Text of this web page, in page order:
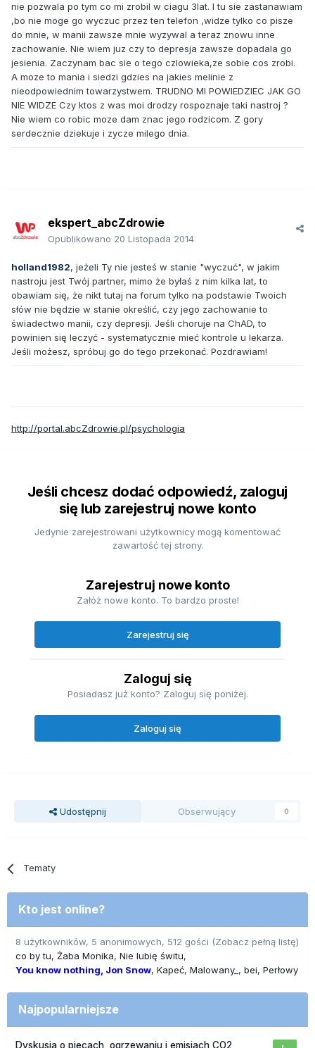
nie pozwala po tym co mi zrobil w ciagu 3lat. I tu sie zastanawiam
,bo nie moge go wyczuc przez ten telefon ,widze tylko co pisze
do mnie, w manii zawsze mnie wyzywal a teraz znowu inne
zachowanie. Nie wiem juz czy to depresja zawsze dopadala go
jesienia. Zaczynam bac sie o tego czlowieka,ze sobie cos zrobi.
A moze to mania i siedzi gdzies na jakies melinie z
nieodpowiednim towarzystwem. TRUDNO MI POWIEDZIEC JAK GO
NIE WIDZE Czy ktos z was moi drodzy rospoznaje taki nastroj ?
Nie wiem co robic moze dam znac jego rodzicom. Z gory
serdecznie dziekuje i zycze milego dnia.
ekspert_abcZdrowie
Opublikowano 20 Listopada 2014
holland1982, jeżeli Ty nie jesteś w stanie "wyczuć", w jakim
nastroju jest Twój partner, mimo że byłaś z nim kilka lat, to
obawiam się, że nikt tutaj na forum tylko na podstawie Twoich
słów nie będzie w stanie określić, czy jego zachowanie to
świadectwo manii, czy depresji. Jeśli choruje na ChAD, to
powinien się leczyć - systematycznie mieć kontrole u lekarza.
Jeśli możesz, spróbuj go do tego przekonać. Pozdrawiam!
http://portal.abcZdrowie.pl/psychologia
Jeśli chcesz dodać odpowiedź, zaloguj
się lub zarejestruj nowe konto
Jedynie zarejestrowani użytkownicy mogą komentować
zawartość tej strony.
Zarejestruj nowe konto
Załóż nowe konto. To bardzo proste!
Zarejestruj się
Zaloguj się
Posiadasz już konto? Zaloguj się poniżej.
Zaloguj się
Udostępnij Obserwujący 0
Tematy
Kto jest online?
8 użytkowników, 5 anonimowych, 512 gości (Zobacz pełną listę)
co by tu Żaba Monika Nie lubię świtu
You know nothing, Jon Snow Kapeć Malowany_ bei Perłowy
Najpopularniejsze
Dyskusja o piecach, ogrzewaniu i emisjach CO2